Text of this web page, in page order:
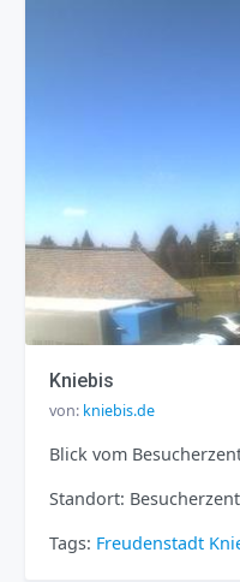
Kniebis
von: kniebis.de
Blick vom
Standort:
Tags: Freudenstadt